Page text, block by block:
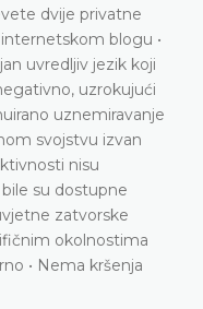
podnositelju predstavke
koji sadrži izuzetno
upućene
kontekstu javne debate
Grubi verbalni napadi
bezobzirno
službenika • Nema
satire i nema naznaka
kakvoj stilskoj, retoričkoj
širenje videa • Domaći
proporcionalnosti •